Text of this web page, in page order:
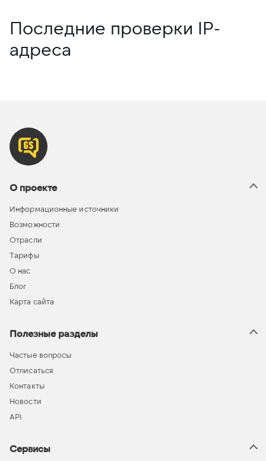
Последние проверки IP-
адреса
О проекте
Информационные источники
Возможности
Отрасли
Тарифы
О нас
Блог
Карта сайта
Полезные разделы
Частые вопросы
Отписаться
Контакты
Новости
API
Сервисы